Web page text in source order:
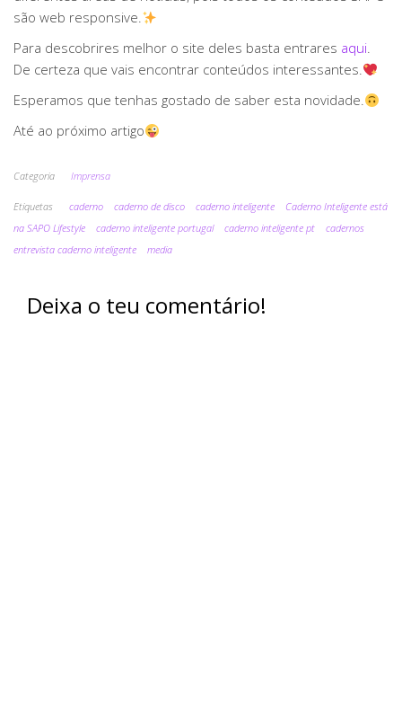
são web responsive.
Para descobrires melhor o site deles basta entrares aqui.
De certeza que vais encontrar conteúdos interessantes.
Esperamos que tenhas gostado de saber esta novidade.
Até ao próximo artigo
Categoria Imprensa
Etiquetas caderno caderno de disco caderno inteligente
Caderno Inteligente está
na SAPO Lifestyle
caderno inteligente portugal caderno inteligente pt
cadernos
entrevista caderno inteligente
media
Deixa o teu comentário!